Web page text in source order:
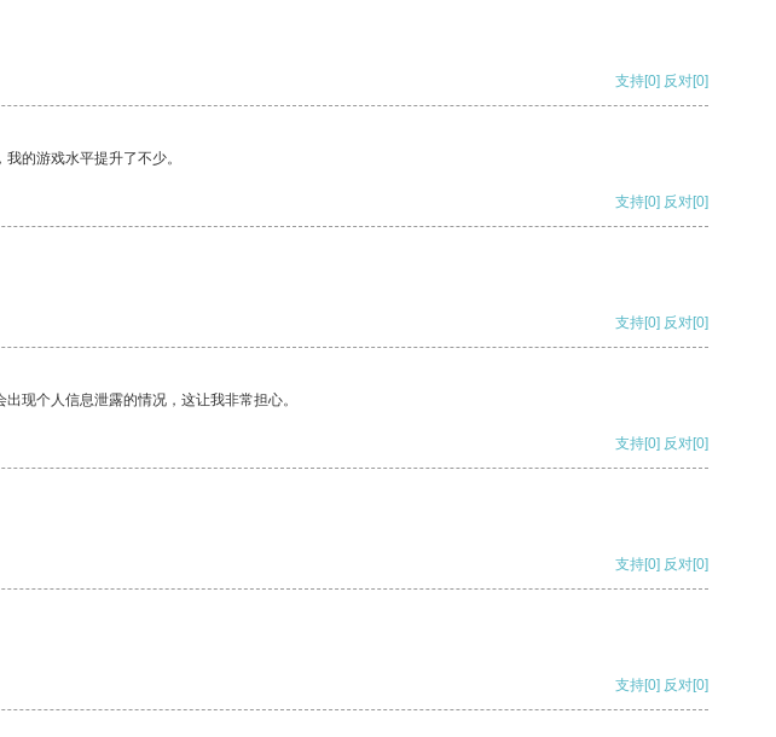
支持[0] 反对[0]
的游戏水平提升了不少。
支持[0] 反对[0]
支持[0] 反对[0]
现个人信息泄露的情况，这让我非常担心。
支持[0] 反对[0]
支持[0] 反对[0]
支持[0] 反对[0]